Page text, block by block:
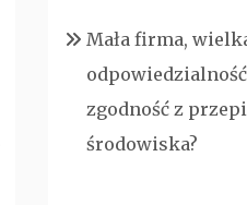
Mała firma,
zgodność z
środowiska?